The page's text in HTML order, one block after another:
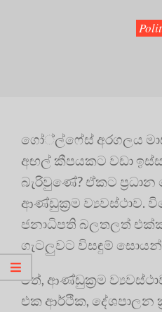
ගෝ්ල්ෆේස් අරගලය
අඟල් කීපයකට වඩා
බැරිවුණේ? ඒකට
ආණ්ඩුක්‍රම ව්‍යවස්ථාව.
ජනාධිපති බලතලත්
ගැටලුවට විසඳුම්
ඒත්, ආණ්ඩුක්‍රම
එක ආර්ථික, දේශපාලන